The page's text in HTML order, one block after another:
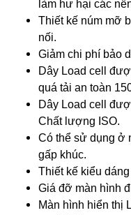
làm hư hại các
Thiết kế núm mỡ
nối.
Giảm chi phí bảo
Dây Load cell
quá tải an toàn
Dây Load cell
Chất lượng ISO.
Có thể sử dụng ở
gấp khúc.
Thiết kế kiểu
Giá đỡ màn hình
Màn hình hiển thị